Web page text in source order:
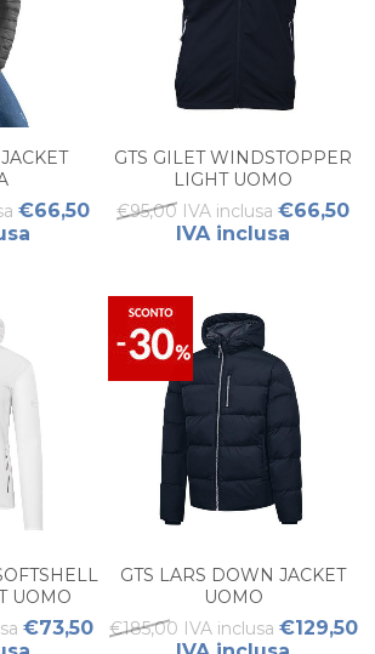
€66,50
GTS GILET WINDSTOPPER
LIGHT UOMO
€95,00 IVA inclusa €66,50
IVA inclusa
UOMO
€73,50
GTS LARS DOWN JACKET
UOMO
€185,00 IVA inclusa €129,50